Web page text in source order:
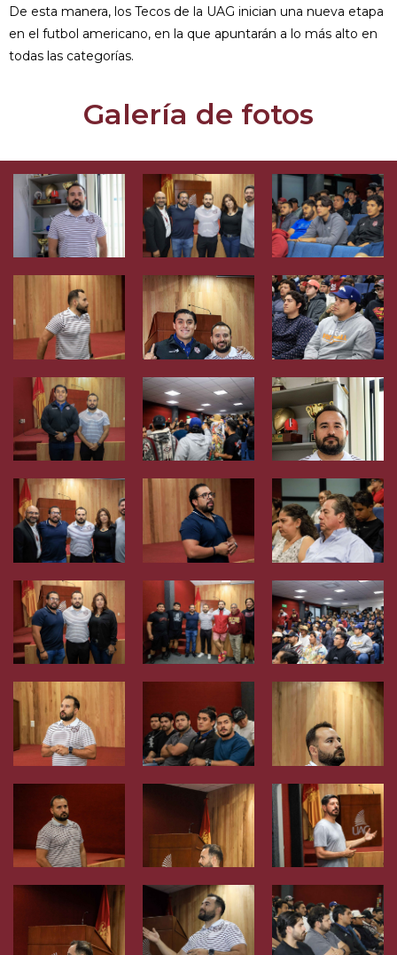
De esta manera, los Tecos de la UAG inician una nueva etapa
en el futbol americano, en la que apuntarán a lo más alto en
todas las categorías.
Galería de fotos